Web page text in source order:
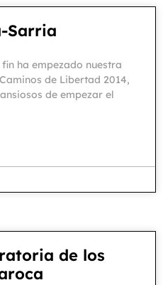
Sarria
ha empezado nuestra
de Libertad 2014,
de empezar el
de los